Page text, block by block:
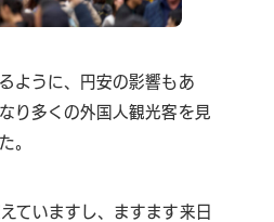
ように、円安の影響もあ
り多くの外国人観光客を見
。
ていますし、ますます来日